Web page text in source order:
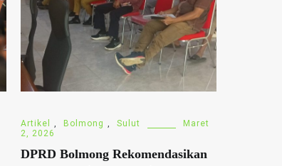
Artikel , Bolmong , Sulut
Maret
2, 2026
DPRD Bolmong Rekomendasikan